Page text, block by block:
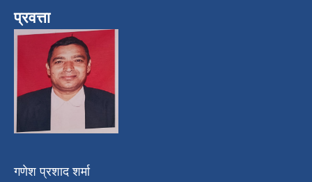
प्रवत्ता
गणेश प्रशाद शर्मा